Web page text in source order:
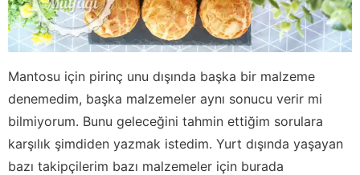
Mantosu için pirinç unu dışında başka bir malzeme
denemedim, başka malzemeler aynı sonucu verir mi
bilmiyorum. Bunu geleceğini tahmin ettiğim sorulara
karşılık şimdiden yazmak istedim. Yurt dışında yaşayan
bazı takipçilerim bazı malzemeler için burada